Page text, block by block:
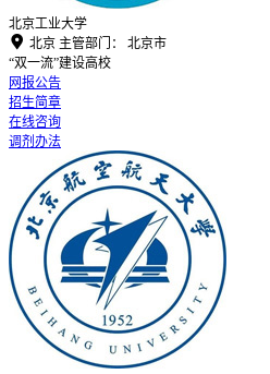
北京工业大学
 北京 主管部门：
北京市
“双一流”建设高校
网报公告
招生简章
在线咨询
调剂办法